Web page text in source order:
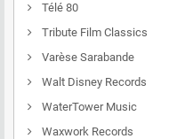
Télé 80
Tribute Film Classics
Varèse Sarabande
Walt Disney Records
WaterTower Music
Waxwork Records